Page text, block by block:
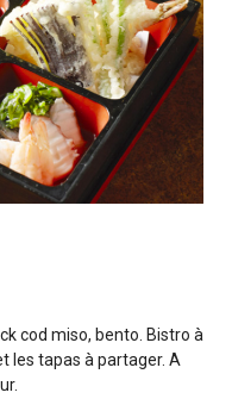
cod miso, bento. Bistro à
les tapas à partager. A